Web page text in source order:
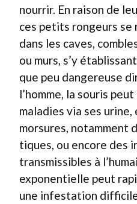
nourrir. En raison de
ces petits rongeurs
dans les caves,
ou murs, s’y
que peu dangereuse
l’homme, la souris
maladies via ses urine,
morsures, notamment
tiques, ou encore des
transmissibles à
exponentielle peut
une infestation